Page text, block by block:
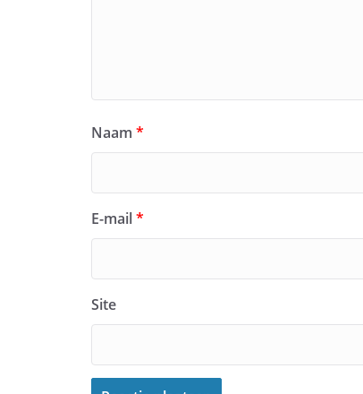
Naam *
E-mail*
Site